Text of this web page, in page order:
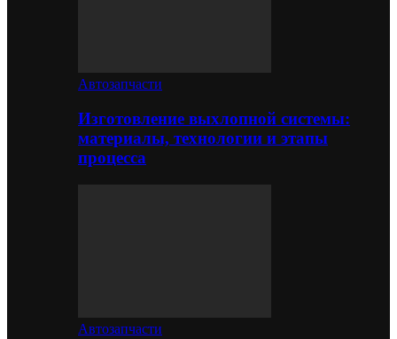
Автозапчасти
Изготовление выхлопной системы:
материалы, технологии и этапы
процесса
Автозапчасти